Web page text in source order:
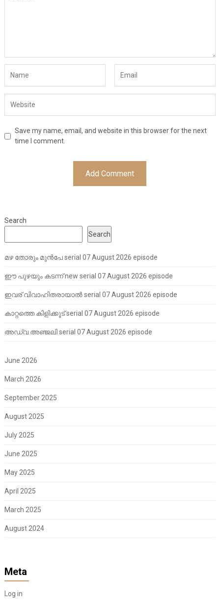
Save my name, email, and website in this browser for the next
time I comment.
Search
Search
മഴ തോരും മുൻപേ serial 07 August 2026 episode
ഈ പുഴയും കടന്ന് new serial 07 August 2026 episode
ഇവര് വിവാഹിതരായാൽ serial 07 August 2026 episode
കാറ്റത്തെ കിളിക്കൂട് serial 07 August 2026 episode
അഡ്വ അഞ്ജലി serial 07 August 2026 episode
June 2026
March 2026
September 2025
August 2025
July 2025
June 2025
May 2025
April 2025
March 2025
August 2024
Meta
Log in